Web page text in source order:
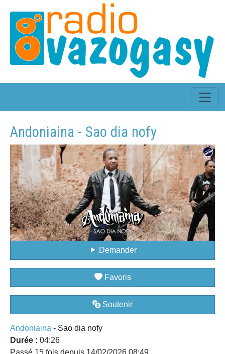
Andoniaina - Sao dia nofy
Demander
Favoris
Soutenir
Andoniaina - Sao dia nofy
Durée : 04:26
Passé 15 fois depuis 14/02/2026 08:49